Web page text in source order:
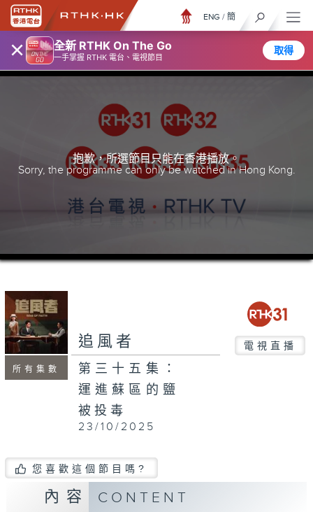
× 全新 RTHK On The Go
一手掌握 RTHK 電台、電視節目
取得
ENG / 簡
抱歉，所選節目只能在香港播放。
Sorry, the programme can only be watched in Hong Kong.
所有集數
追風者 電視直播
第三十五集：
運進蘇區的鹽
被投毒
23/10/2025
您喜歡這個節目嗎?
內容 CONTENT